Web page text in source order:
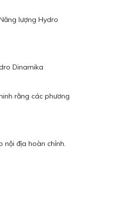
lượng Hydro
Dinamika
rằng các phương
nội địa hoàn chỉnh.